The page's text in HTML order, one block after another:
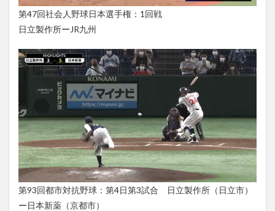
第47回社会人野球日本選手権：1回戦
日立製作所ーJR九州
第93回都市対抗野球：第4日第3試合 日立製作所（日立市）
ー日本新薬（京都市）